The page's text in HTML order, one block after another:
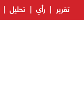
تقرير رأي تحليل